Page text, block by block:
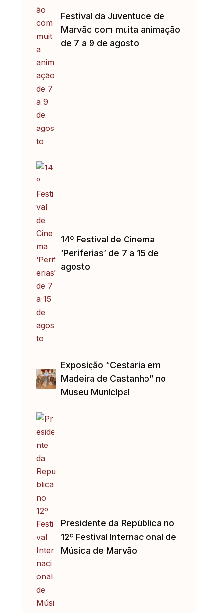
Festival da Juventude de
Marvão com muita animação
de 7 a 9 de agosto
14º Festival de Cinema
‘Periferias’ de 7 a 15 de
agosto
Exposição “Cestaria em
Madeira de Castanho” no
Museu Municipal
Presidente da República no
12º Festival Internacional de
Música de Marvão